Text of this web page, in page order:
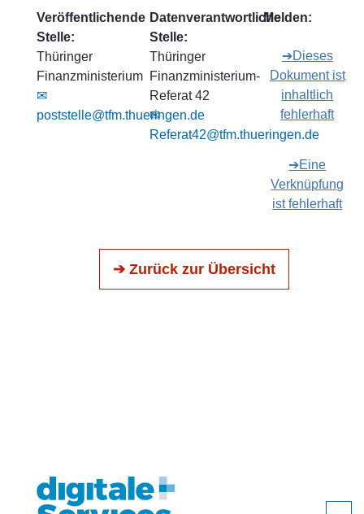
Veröffentlichende
Stelle:
Thüringer
Finanzministerium
✉
poststelle@tfm.thueringen.de
Datenverantwortliche
Stelle:
Thüringer
Finanzministerium-
Referat 42
✉
Referat42@tfm.thueringen.de
Melden:
➔Dieses
Dokument ist
inhaltlich
fehlerhaft
➔Eine
Verknüpfung
ist fehlerhaft
➔ Zurück zur Übersicht